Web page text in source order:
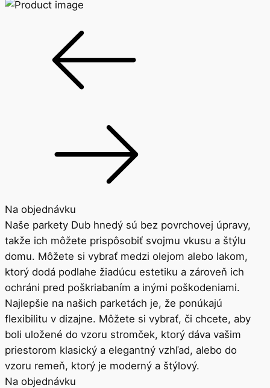
Na objednávku
Naše parkety Dub hnedý sú bez povrchovej úpravy,
takže ich môžete prispôsobiť svojmu vkusu a štýlu
domu. Môžete si vybrať medzi olejom alebo lakom,
ktorý dodá podlahe žiadúcu estetiku a zároveň ich
ochráni pred poškriabaním a inými poškodeniami.
Najlepšie na našich parketách je, že ponúkajú
flexibilitu v dizajne. Môžete si vybrať, či chcete, aby
boli uložené do vzoru stromček, ktorý dáva vašim
priestorom klasický a elegantný vzhľad, alebo do
vzoru remeň, ktorý je moderný a štýlový.
Na objednávku